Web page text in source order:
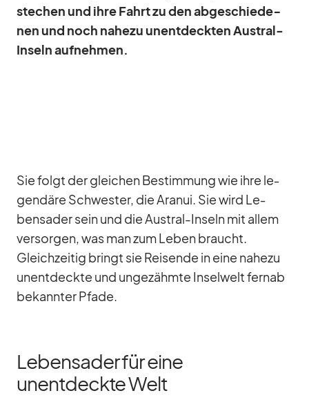
ste­chen und ihre Fahrt zu den ab­ge­schie­de­
nen und noch na­hezu un­ent­deck­ten Aus­tral-
In­seln auf­neh­men.
Sie folgt der glei­chen Be­stim­mung wie ihre le­
gen­däre Schwes­ter, die Ara­nui. Sie wird Le­
bens­ader sein und die Aus­tral-In­seln mit al­lem
ver­sor­gen, was man zum Le­ben braucht.
Gleich­zei­tig bringt sie Rei­sende in eine na­hezu
un­ent­deckte und un­ge­zähmte In­sel­welt fernab
be­kann­ter Pfade.
Lebensader für eine
unentdeckte Welt